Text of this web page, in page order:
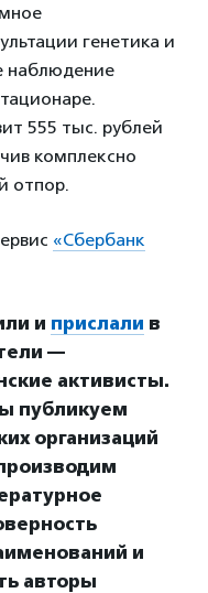
генетика и
наблюдение
555 тыс. рублей
комплексно
отпор.
«Сбербанк
и прислали в
—
активисты.
публикуем
организаций
и
авторы